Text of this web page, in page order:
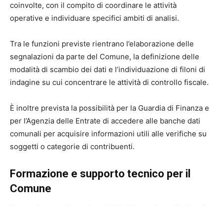
coinvolte, con il compito di coordinare le attività
operative e individuare specifici ambiti di analisi.
Tra le funzioni previste rientrano l’elaborazione delle
segnalazioni da parte del Comune, la definizione delle
modalità di scambio dei dati e l’individuazione di filoni di
indagine su cui concentrare le attività di controllo fiscale.
È inoltre prevista la possibilità per la Guardia di Finanza e
per l’Agenzia delle Entrate di accedere alle banche dati
comunali per acquisire informazioni utili alle verifiche su
soggetti o categorie di contribuenti.
Formazione e supporto tecnico per il
Comune